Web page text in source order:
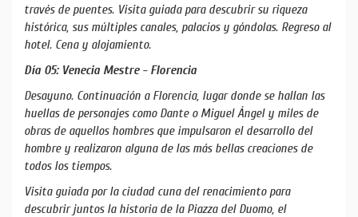
través de puentes. Visita guiada para descubrir su riqueza
histórica, sus múltiples canales, palacios y góndolas. Regreso al
hotel. Cena y alojamiento.
Día 05: Venecia Mestre - Florencia
Desayuno. Continuación a Florencia, lugar donde se hallan las
huellas de personajes como Dante o Miguel Ángel y miles de
obras de aquellos hombres que impulsaron el desarrollo del
hombre y realizaron alguna de las más bellas creaciones de
todos los tiempos.
Visita guiada por la ciudad cuna del renacimiento para
descubrir juntos la historia de la Piazza del Duomo, el